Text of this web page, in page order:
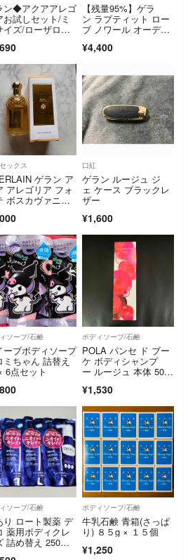
ン◆アクアアレゴ
お試しセット/ミ
イズ/ローザロッ
【残量95%】ゲラ
ン ラプティット ロー
ブ ノワール オーデパ
¥4,400
ックス
ゲラン ア
アレゴリア フォ
ボスカヴァニ
口紅
ゲラン ルージュ ジ
ェ ケース ブラックレ
ザー
¥1,600
ソープ/石鹸
ーブボディソープ
ミちゃん 詰替え
6点セット
ボディソープ/石鹸
POLA パンセ ド ブー
ケ ボディシャンプ
ー ルージュ 本体 500
¥1,530
ソープ/石鹸
り ロート製薬 デ
薬用ボディクレ
詰め替え 250ml×
ボディソープ/石鹸
牛乳石鹸 青箱(さっぱ
り) ８５g × １５個
¥1,250